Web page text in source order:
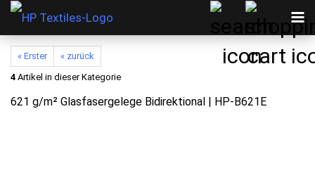
« Erster
« zurück
4 Artikel in dieser Kategorie
621 g/m² Glasfasergelege Bidirektional | HP-B621E